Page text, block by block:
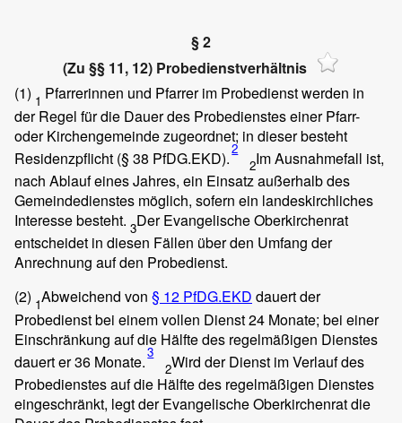
§ 2
(Zu §§ 11, 12) Probedienstverhältnis
(1) 1 Pfarrerinnen und Pfarrer im Probedienst werden in
der Regel für die Dauer des Probedienstes einer Pfarr-
oder Kirchengemeinde zugeordnet; in dieser besteht
Residenzpflicht (§ 38 PfDG.EKD).2
2Im Ausnahmefall ist,
nach Ablauf eines Jahres, ein Einsatz außerhalb des
Gemeindedienstes möglich, sofern ein landeskirchliches
Interesse besteht. 3Der Evangelische Oberkirchenrat
entscheidet in diesen Fällen über den Umfang der
Anrechnung auf den Probedienst.
(2) 1Abweichend von § 12 PfDG.EKD dauert der
Probedienst bei einem vollen Dienst 24 Monate; bei einer
Einschränkung auf die Hälfte des regelmäßigen Dienstes
dauert er 36 Monate.3
2Wird der Dienst im Verlauf des
Probedienstes auf die Hälfte des regelmäßigen Dienstes
eingeschränkt, legt der Evangelische Oberkirchenrat die